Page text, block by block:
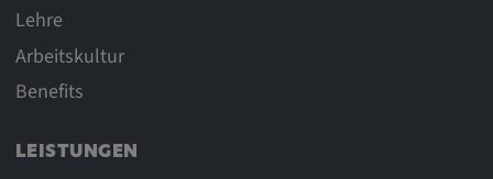
Lehre
Arbeitskultur
Benefits
LEISTUNGEN